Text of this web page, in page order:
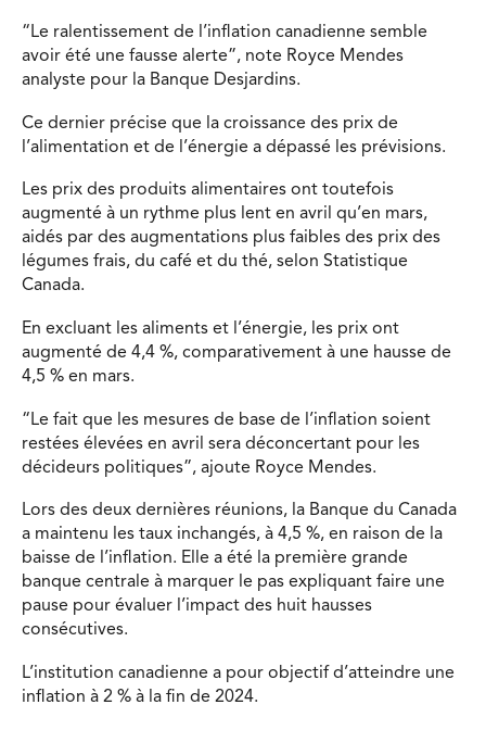
“Le ralentissement de l’inflation canadienne semble
avoir été une fausse alerte”, note Royce Mendes
analyste pour la Banque Desjardins.
Ce dernier précise que la croissance des prix de
l’alimentation et de l’énergie a dépassé les prévisions.
Les prix des produits alimentaires ont toutefois
augmenté à un rythme plus lent en avril qu’en mars,
aidés par des augmentations plus faibles des prix des
légumes frais, du café et du thé, selon Statistique
Canada.
En excluant les aliments et l’énergie, les prix ont
augmenté de 4,4 %, comparativement à une hausse de
4,5 % en mars.
“Le fait que les mesures de base de l’inflation soient
restées élevées en avril sera déconcertant pour les
décideurs politiques”, ajoute Royce Mendes.
Lors des deux dernières réunions, la Banque du Canada
a maintenu les taux inchangés, à 4,5 %, en raison de la
baisse de l’inflation. Elle a été la première grande
banque centrale à marquer le pas expliquant faire une
pause pour évaluer l’impact des huit hausses
consécutives.
L’institution canadienne a pour objectif d’atteindre une
inflation à 2 % à la fin de 2024.